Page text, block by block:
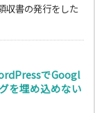
収書の発行をした
でGoogl
を埋め込めない